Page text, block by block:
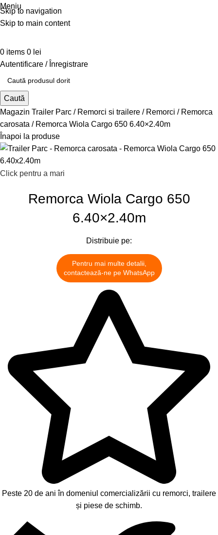
Skip to navigation
Skip to main content
Meniu
0 items 0 lei
Autentificare / Înregistrare
Caută
Magazin Trailer Parc
Remorci si trailere Remorci
Remorca
carosata
Remorca Wiola Cargo 650 6.40×2.40m
Înapoi la produse
Click pentru a mari
Remorca Wiola Cargo 650
6.40×2.40m
Distribuie pe:
Pentru mai multe detalii,
contactează-ne pe WhatsApp
Peste 20 de ani în domeniul comercializării cu remorci, trailere
și piese de schimb.